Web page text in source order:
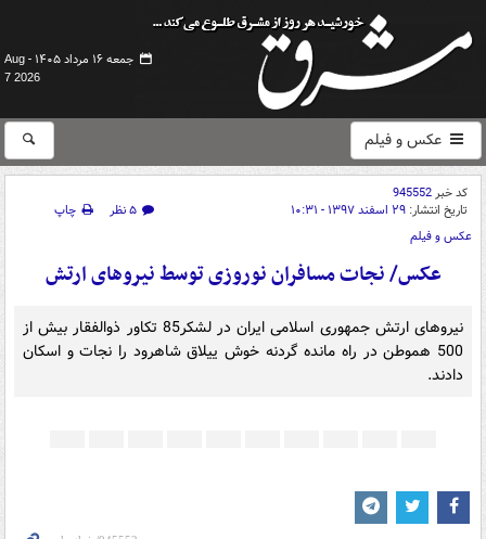
جمعه ۱۶ مرداد ۱۴۰۵ -
Aug
7 2026
عکس و فیلم
کد خبر945552
تاریخ انتشار: ۲۹ اسفند ۱۳۹۷ - ۱۰:۳۱ ۵ نظر
چاپ
عکس و فیلم
عکس/ نجات مسافران نوروزی توسط نیروهای ارتش
نیروهای ارتش جمهوری اسلامی ایران در لشکر85 تکاور ذوالفقار بیش از
500 هموطن در راه مانده گردنه خوش ییلاق شاهرود را نجات و اسکان
دادند.